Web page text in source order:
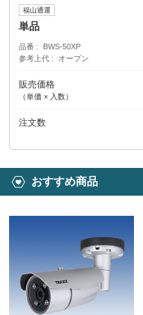
福山通運
単品
品番
BWS-50XP
参考上代
オープン
販売価格
（単価 × 入数）
注文数
おすすめ商品